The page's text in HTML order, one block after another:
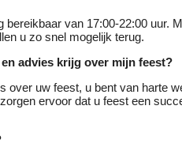
van 17:00-22:00 uur.
u zo snel mogelijk terug.
advies krijg over mijn feest?
over uw feest, u bent van harte
ervoor dat u feest een